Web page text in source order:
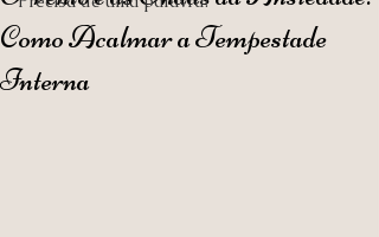
Como Acalmar a Tempestade
Interna